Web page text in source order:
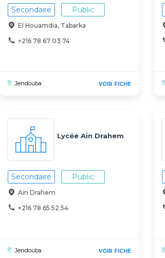
Secondaire Public
El Houamdia, Tabarka
+216 78 67 03 74
Jendouba VOIR FICHE
Lycée Ain Drahem
Secondaire Public
Ain Drahem
+216 78 65 52 54
Jendouba VOIR FICHE